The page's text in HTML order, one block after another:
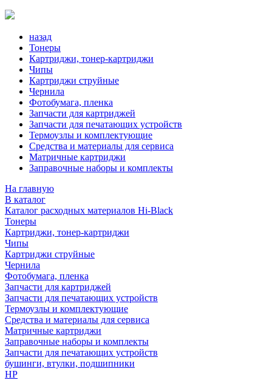
назад
Тонеры
Картриджи, тонер-картриджи
Чипы
Картриджи струйные
Чернила
Фотобумага, пленка
Запчасти для картриджей
Запчасти для печатающих устройств
Термоузлы и комплектующие
Средства и материалы для сервиса
Матричные картриджи
Заправочные наборы и комплекты
На главную
В каталог
Каталог расходных материалов Hi-Black
Тонеры
Картриджи, тонер-картриджи
Чипы
Картриджи струйные
Чернила
Фотобумага, пленка
Запчасти для картриджей
Запчасти для печатающих устройств
Термоузлы и комплектующие
Средства и материалы для сервиса
Матричные картриджи
Заправочные наборы и комплекты
Запчасти для печатающих устройств
бушинги, втулки, подшипники
HP